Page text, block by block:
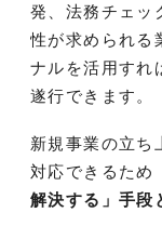
発、法務チェッ
性が求められる
ナルを活用すれ
遂行できます。
新規事業の立ち
対応できるため
解決する」手段